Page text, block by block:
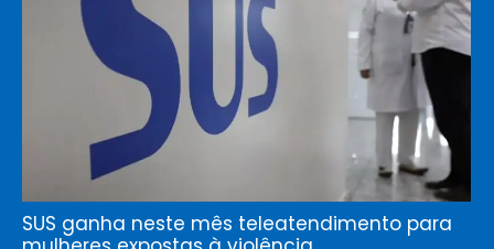
SUS ganha neste mês teleatendimento para